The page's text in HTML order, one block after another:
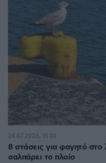
8 στάσεις για φαγητό στο
σαλπάρει το πλοίο
24.07.2026, 15:01